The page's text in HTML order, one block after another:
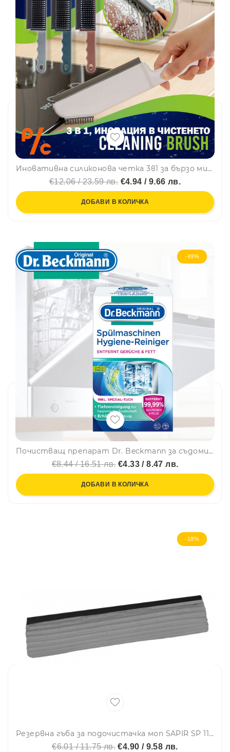
Иновативна силиконова четка 3в1 за бързо миене и моментално подсушаване за кухня баня, прозорци, BFO2
€12.06 / 23.59 лв. €4.94 / 9.66 лв.
ДОБАВИ В КОЛИЧКА
-49%
Почистващ препарат Dr. Beckmann за съдомиялни 75 гр., с подарък кърпичка
€8.44 / 16.51 лв.€4.33 / 8.47 лв.
ДОБАВИ В КОЛИЧКА
-18%
Резервна гъба за подочистачка моп SAPIR SP 1120 LI, Сив
€6.01 / 11.75 лв. €4.90 / 9.58 лв.